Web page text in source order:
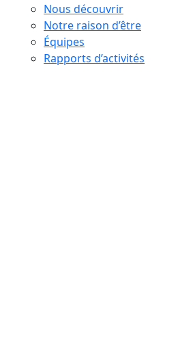
Nous découvrir
Notre raison d’être
Équipes
Rapports d’activités